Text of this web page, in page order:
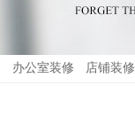
办公室装修 店铺装修